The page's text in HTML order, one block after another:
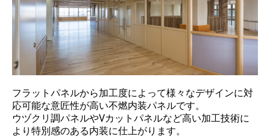
フラットパネルから加工度によって様々なデザインに対
応可能な意匠性が高い不燃内装パネルです。
ウヅクリ調パネルやVカットパネルなど高い加工技術に
より特別感のある内装に仕上がります。